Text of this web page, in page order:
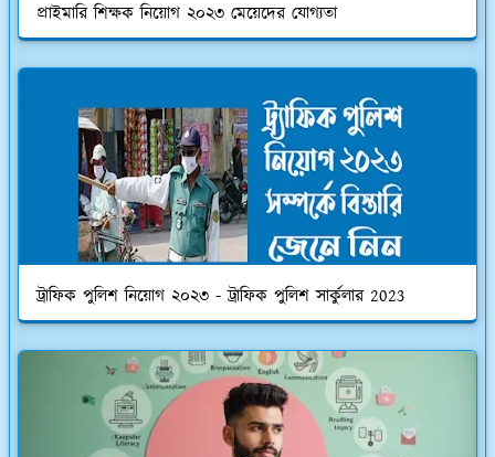
প্রাইমারি শিক্ষক নিয়োগ ২০২৩ মেয়েদের যোগ্যতা
ট্রাফিক পুলিশ নিয়োগ ২০২৩ - ট্রাফিক পুলিশ সার্কুলার 2023